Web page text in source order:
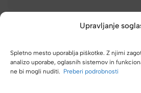
Upravljanje
Spletno mesto uporablja piškotke. Z njimi
analizo uporabe, oglasnih sistemov in
ne bi mogli nuditi. Preberi podrobnosti